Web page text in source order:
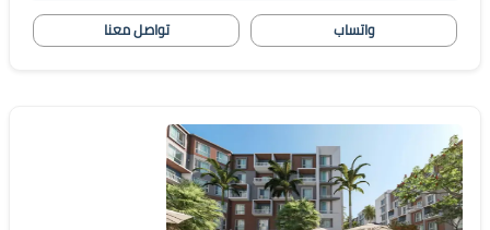
واتساب تواصل معنا